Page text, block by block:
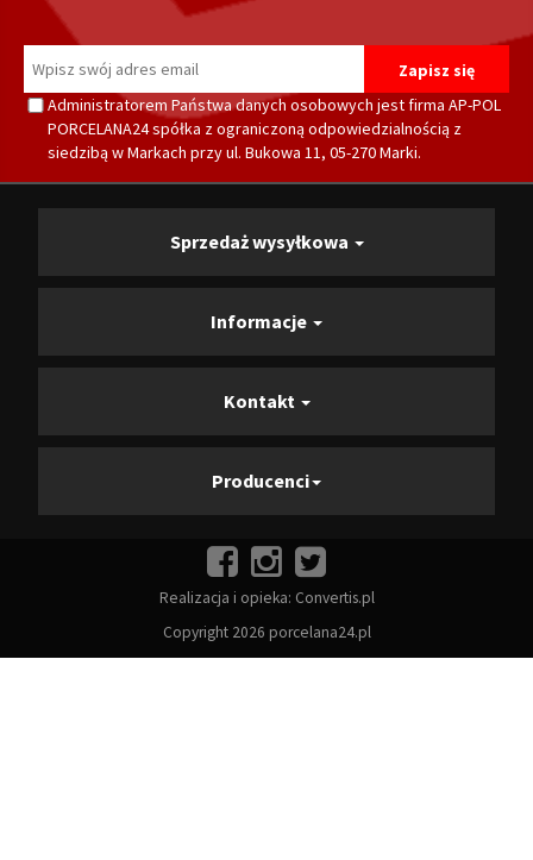
Administratorem Państwa danych osobowych jest firma AP-POL
PORCELANA24 spółka z ograniczoną odpowiedzialnością z
siedzibą w Markach przy ul. Bukowa 11, 05-270 Marki.
Sprzedaż wysyłkowa
Informacje
Kontakt
Producenci
Realizacja i opieka: Convertis.pl
Copyright 2026 porcelana24.pl